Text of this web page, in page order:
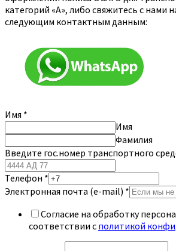
категорий «A», либо свяжитесь с нами
следующим контактным данным:
Имя *
Имя
Фамилия
Введите гос.номер транспортного
Телефон *
Электронная почта (e-mail) *
Согласие на обработку
соответствии с политикой